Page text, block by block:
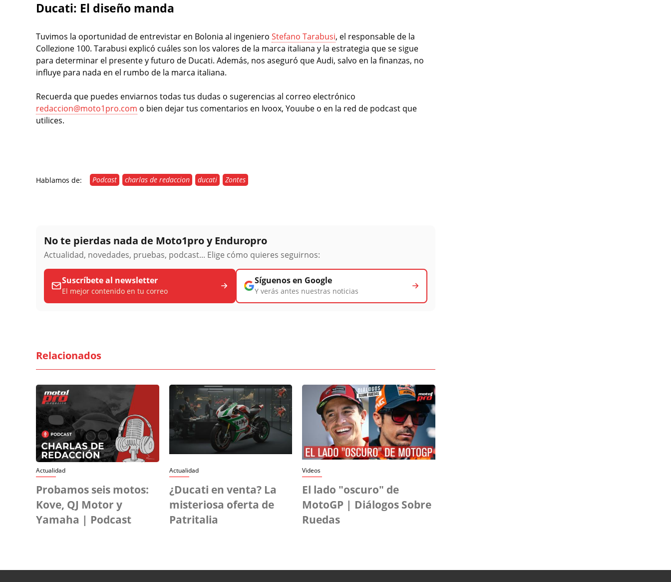
Ducati: El diseño manda
Tuvimos la oportunidad de entrevistar en Bolonia al ingeniero Stefano Tarabusi, el responsable de la
Collezione 100. Tarabusi explicó cuáles son los valores de la marca italiana y la estrategia que se sigue
para determinar el presente y futuro de Ducati. Además, nos aseguró que Audi, salvo en la finanzas, no
influye para nada en el rumbo de la marca italiana.
Recuerda que puedes enviarnos todas tus dudas o sugerencias al correo electrónico
redaccion@moto1pro.com o bien dejar tus comentarios en Ivoox, Youube o en la red de podcast que
utilices.
Hablamos de: Podcast charlas de redaccion ducati Zontes
No te pierdas nada de Moto1pro y Enduropro
Actualidad, novedades, pruebas, podcast... Elige cómo quieres seguirnos:
Suscríbete al newsletter
El mejor contenido en tu correo
Síguenos en Google
Y verás antes nuestras noticias
Relacionados
Actualidad
Probamos seis motos:
Kove, QJ Motor y
Yamaha | Podcast
Actualidad
¿Ducati en venta? La
misteriosa oferta de
Patritalia
Videos
El lado "oscuro" de
MotoGP | Diálogos Sobre
Ruedas